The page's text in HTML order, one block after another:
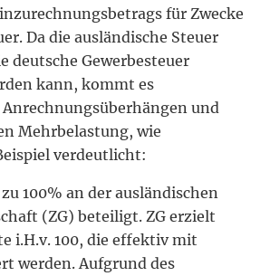
für Zwecke
Da die ausländische Steuer
deutsche Gewerbesteuer
kann, kommt es
Anrechnungsüberhängen und
Mehrbelastung, wie
verdeutlicht:
100% an der ausländischen
(ZG) beteiligt. ZG erzielt
i.H.v. 100, die effektiv mit
werden. Aufgrund des